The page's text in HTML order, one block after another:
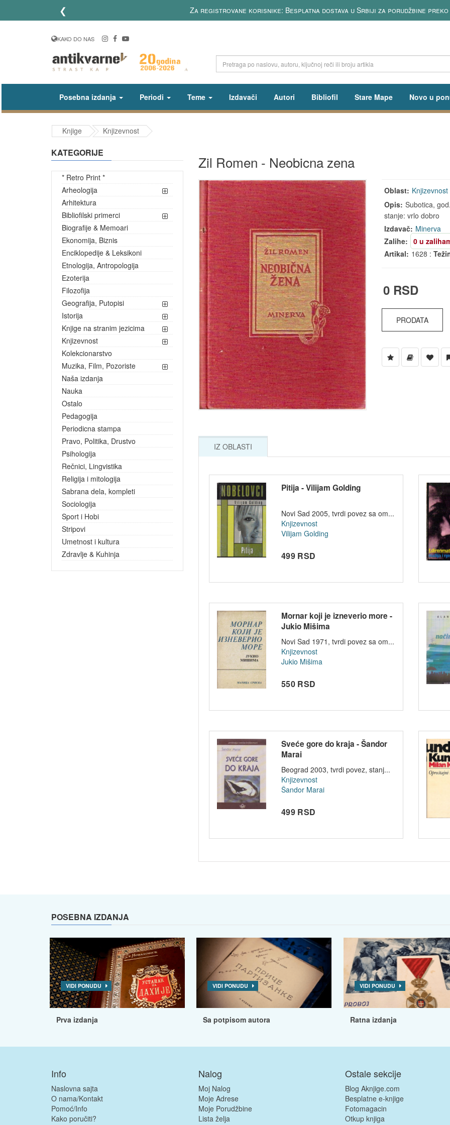
❮ Za registrovane korisnike: Besplatna dostava u Srbiji za porudžbine preko
KAKO DO NAS
Posebna izdanja Periodi Teme Izdavači Autori Bibliofil Stare Mape Novo u
Knjige Knjizevnost
KATEGORIJE
* Retro Print *
Arheologija
Arhitektura
Bibliofilski primerci
Biografije & Memoari
Ekonomija, Biznis
Enciklopedije & Leksikoni
Etnologija, Antropologija
Ezoterija
Filozofija
Geografija, Putopisi
Istorija
Knjige na stranim jezicima
Knjizevnost
Kolekcionarstvo
Muzika, Film, Pozoriste
Naša izdanja
Nauka
Ostalo
Pedagogija
Periodicna stampa
Pravo, Politika, Drustvo
Psihologija
Rečnici, Lingvistika
Religija i mitologija
Sabrana dela, kompleti
Sociologija
Sport i Hobi
Stripovi
Umetnost i kultura
Zdravlje & Kuhinja
Zil Romen - Neobicna zena
Oblast: Knjizevnost
Opis: Subotica,
stanje: vrlo dobro
Izdavač: Minerva
Zalihe:
0 u
Artikal: 1628 :
0 RSD
PRODATA
IZ OBLASTI
Pitija - Vilijam Golding
Novi Sad 2005, tvrdi povez sa om...
Knjizevnost
Vilijam Golding
499 RSD
Mornar koji je izneverio more -
Jukio Mišima
Novi Sad 1971, tvrdi povez sa om...
Knjizevnost
Jukio Mišima
550 RSD
Sveće gore do kraja - Šandor
Marai
Beograd 2003, tvrdi povez, stanj...
Knjizevnost
Šandor Marai
499 RSD
POSEBNA IZDANJA
VIDI PONUDU
Prva izdanja
VIDI PONUDU
Sa potpisom autora
VIDI PONUDU
Ratna izdanja
Info
Naslovna sajta
O nama/Kontakt
Pomoć/Info
Kako poručiti?
Nalog
Moj Nalog
Moje Adrese
Moje Porudžbine
Lista želja
Ostale sekcije
Blog Aknjige.com
Besplatne e-knjige
Fotomagacin
Otkup knjiga